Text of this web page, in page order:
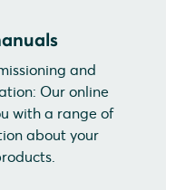
and
Our online
with a range of
about your